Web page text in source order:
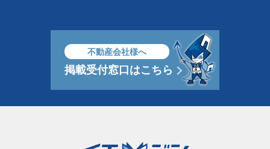
不動産会社様へ
掲載受付窓口はこちら